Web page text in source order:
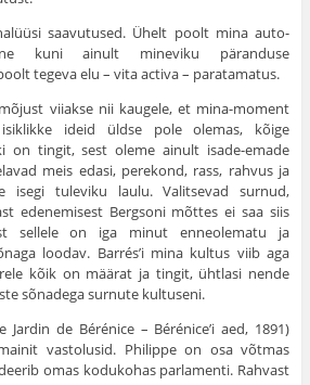
saavutused. Ühelt poolt mina auto­
kuni ainult mineviku päranduse
tegeva elu – vita activa – paratamatus.
viiakse nii kaugele, et mina-moment
ideid üldse pole olemas, kõige
on tingit, sest oleme ainult isade-emade
meis edasi, perekond, rass, rahvus ja
isegi tuleviku laulu. Valitsevad surnud,
edenemisest Bergsoni mõttes ei saa siis
sellele on iga minut enneolematu ja
loodav. Barrés’i mina kultus viib aga
kõik on määrat ja tin­git, ühtlasi nende
sõnadega surnute kultuseni.
Jardin de Bérénice – Bérénice’i aed, 1891)
vastolusid. Philippe on osa võtmas
omas kodukohas parlamenti. Rahvast